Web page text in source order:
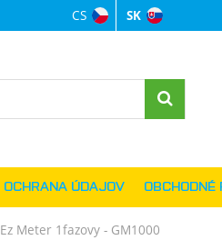
Meter 1fazovy - GM1000
OCHRANA ÚDAJOV OBCHODNÉ
Jazyková
CS SK